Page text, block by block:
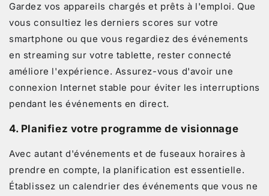
Gardez vos appareils chargés et prêts à l'emploi. Que
vous consultiez les derniers scores sur votre
smartphone ou que vous regardiez des événements
en streaming sur votre tablette, rester connecté
améliore l'expérience. Assurez-vous d'avoir une
connexion Internet stable pour éviter les interruptions
pendant les événements en direct.
4. Planifiez votre programme de visionnage
Avec autant d'événements et de fuseaux horaires à
prendre en compte, la planification est essentielle.
Établissez un calendrier des événements que vous ne